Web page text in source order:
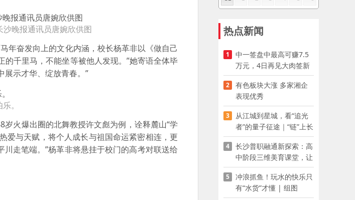
晚报通讯员唐婉欣供图
年奋发向上的文化内涵，校长杨革非以《做自己
千里马，不能坐等被他人发现。”她寄语全体毕
展示才华、绽放青春。”
。
火爆出圈的北舞教授许文彪为例，诠释麓山“学
爱与天赋，将个人成长与祖国命运紧密相连，更
走笔端。”杨革非将悬挂于校门的高考对联送给
热点新闻
1
中一签盘中最高可赚7.5
万元，4日再见大肉签新
股
2
有色板块大涨 多家湘企
表现优秀
3
从江城到星城，看“追光
者”的量子征途｜“链”上长
沙 “才”够硬核
4
长沙普职融通新探索：高
中阶段三维美育课堂，让
少年向美而生
5
冲浪抓鱼！玩水的快乐只
有“水货”才懂 | 组图